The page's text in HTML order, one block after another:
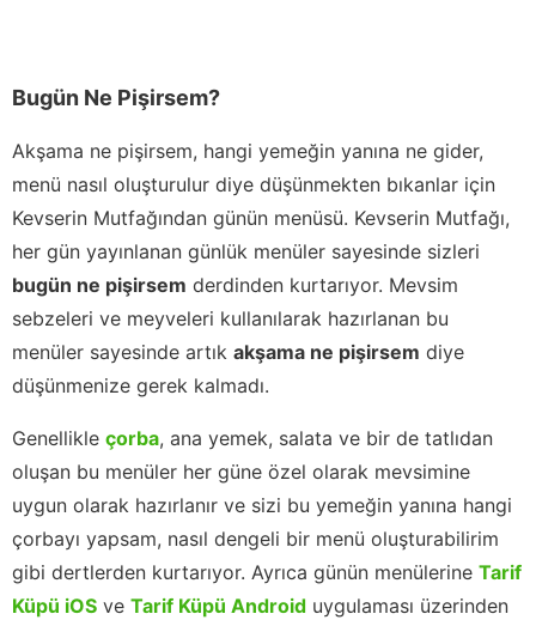
Bugün Ne Pişirsem?
Akşama ne pişirsem, hangi yemeğin yanına ne gider,
menü nasıl oluşturulur diye düşünmekten bıkanlar için
Kevserin Mutfağından günün menüsü. Kevserin Mutfağı,
her gün yayınlanan günlük menüler sayesinde sizleri
bugün ne pişirsem derdinden kurtarıyor. Mevsim
sebzeleri ve meyveleri kullanılarak hazırlanan bu
menüler sayesinde artık akşama ne pişirsem diye
düşünmenize gerek kalmadı.
Genellikle çorba, ana yemek, salata ve bir de tatlıdan
oluşan bu menüler her güne özel olarak mevsimine
uygun olarak hazırlanır ve sizi bu yemeğin yanına hangi
çorbayı yapsam, nasıl dengeli bir menü oluşturabilirim
gibi dertlerden kurtarıyor. Ayrıca günün menülerine Tarif
Küpü iOS ve Tarif Küpü Android uygulaması üzerinden